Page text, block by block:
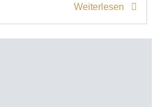
Weiterlesen